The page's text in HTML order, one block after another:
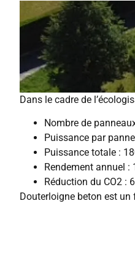
Dans le cadre de
Nombre de
Puissance par
Puissance totale :
Rendement annuel
Réduction du CO2 :
Douterloigne beton est